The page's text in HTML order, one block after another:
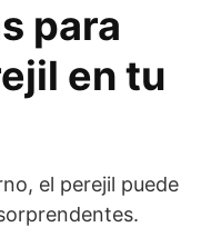
para
en tu
el perejil puede